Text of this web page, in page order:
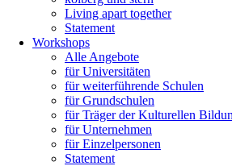
Living apart together
Statement
Workshops
Alle Angebote
für Universitäten
für weiterführende Schulen
für Grundschulen
für Träger der Kulturellen
für Unternehmen
für Einzelpersonen
Statement